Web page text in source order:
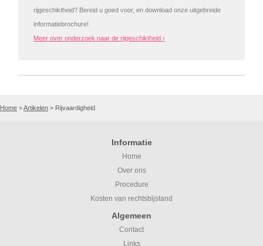
rijgeschiktheid? Bereid u goed voor, en download onze uitgebreide
informatiebrochure!
Meer over onderzoek naar de rijgeschiktheid ›
Home >Artikelen > Rijvaardigheid
Informatie
Home
Over ons
Procedure
Kosten van rechtsbijstand
Algemeen
Contact
Links